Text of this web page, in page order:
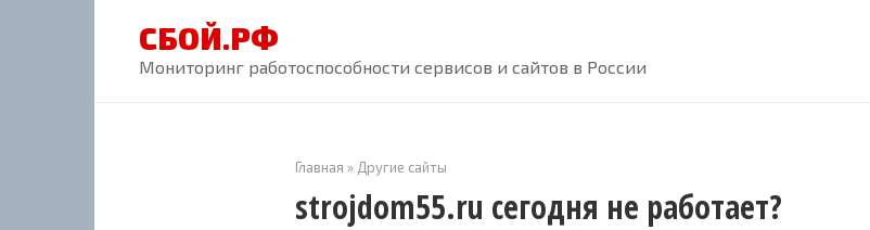
СБОЙ.РФ
Мониторинг работоспособности сервисов и сайтов в России
Главная » Другие сайты
strojdom55.ru сегодня не работает?